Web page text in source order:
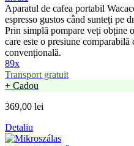
Aparatul de cafea portabil
espresso gustos când sunteți pe
Prin simplă pompare veți obține
care este o presiune comparabilă
convențională.
89x
Transport gratuit
+ Cadou
369,00 lei
Detaliu